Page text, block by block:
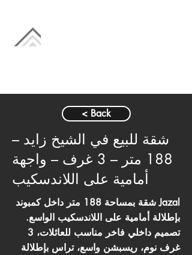
< Back
شقة للبيع في الشيخ زايد –
188 متر – 3 غرف – واجهة
أمامية على اللاندسكيب
شقة بمساحة 188 متر داخل كمبوند Jazal
بإطلالة أمامية على اللاندسكيب الواسع.
تصميم داخلي فاخر مناسب للعائلات، 3
غرف نوم، ريسبشن واسع، تراس بإطلالة